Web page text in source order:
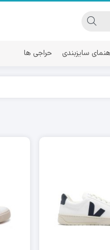
سایزبندی حراجی ها